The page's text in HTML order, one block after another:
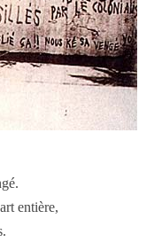
entière,